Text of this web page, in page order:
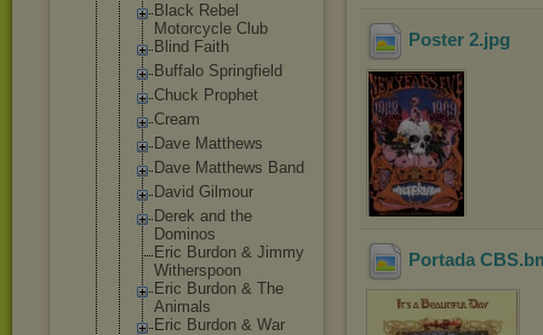
Black Rebel
Motorcycle Club
Blind Faith
Buffalo Springfield
Chuck Prophet
Cream
Dave Matthews
Dave Matthews Band
David Gilmour
Derek and the
Dominos
Eric Burdon & Jimmy
Witherspoon
Eric Burdon & The
Animals
Eric Burdon & War
Poster 2.jpg
Portada CBS